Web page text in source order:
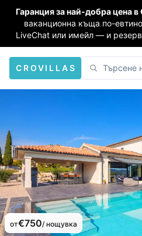
Гаранция за най-добра цена
ваканционна къща по-
LiveChat или имейл — и
CROVILLAS
от€750/ нощувка